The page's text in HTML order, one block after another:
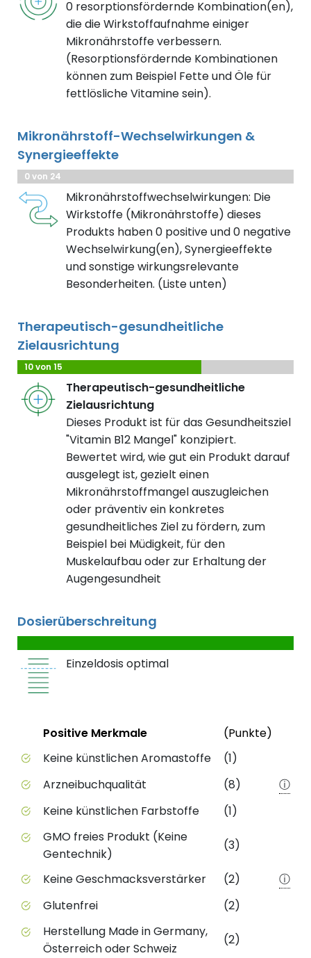
0 resorptionsfördernde Kombination(en),
die die Wirkstoffaufnahme einiger
Mikronährstoffe verbessern.
(Resorptionsfördernde Kombinationen
können zum Beispiel Fette und Öle für
fettlösliche Vitamine sein).
Mikronährstoff-Wechselwirkungen &
Synergieeffekte
0 von 24
Mikronährstoffwechselwirkungen: Die
Wirkstoffe (Mikronährstoffe) dieses
Produkts haben 0 positive und 0 negative
Wechselwirkung(en), Synergieeffekte
und sonstige wirkungsrelevante
Besonderheiten. (Liste unten)
Therapeutisch-gesundheitliche
Zielausrichtung
10 von 15
Therapeutisch-gesundheitliche
Zielausrichtung
Dieses Produkt ist für das Gesundheitsziel
"Vitamin B12 Mangel" konzipiert.
Bewertet wird, wie gut ein Produkt darauf
ausgelegt ist, gezielt einen
Mikronährstoffmangel auszugleichen
oder präventiv ein konkretes
gesundheitliches Ziel zu fördern, zum
Beispiel bei Müdigkeit, für den
Muskelaufbau oder zur Erhaltung der
Augengesundheit
Dosierüberschreitung
Einzeldosis optimal
Positive Merkmale des Produkts mit
StatusPositive Merkmale (Punkte)
Keine künstlichen Aromastoffe
(1)
Arzneibuchqualität
(8)
ⓘ
Keine künstlichen Farbstoffe
(1)
GMO freies Produkt (Keine
Gentechnik)
(3)
Keine Geschmacksverstärker (2)
ⓘ
Glutenfrei
(2)
Herstellung Made in Germany,
Österreich oder Schweiz
(2)